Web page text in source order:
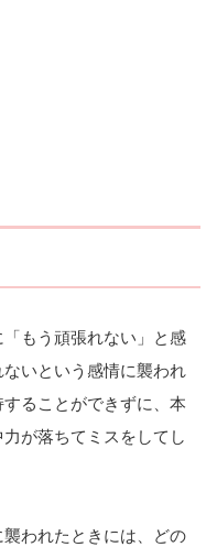
もう頑張れない」と感
いという感情に襲われ
ることができずに、本
が落ちてミスをしてし
われたときには、どの